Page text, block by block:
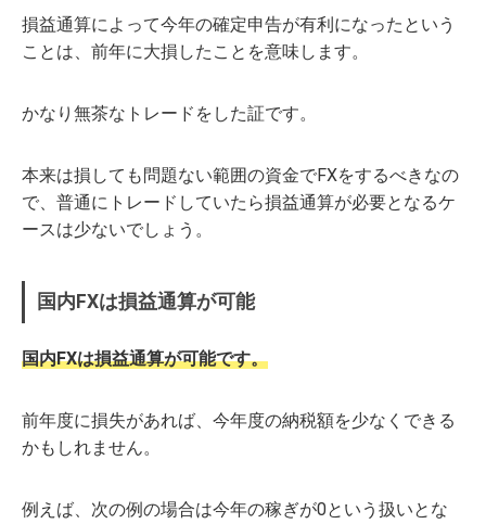
損益通算によって今年の確定申告が有利になったという
ことは、前年に大損したことを意味します。
かなり無茶なトレードをした証です。
本来は損しても問題ない範囲の資金でFXをするべきなの
で、普通にトレードしていたら損益通算が必要となるケ
ースは少ないでしょう。
国内FXは損益通算が可能
国内FXは損益通算が可能です。
前年度に損失があれば、今年度の納税額を少なくできる
かもしれません。
例えば、次の例の場合は今年の稼ぎが0という扱いとな